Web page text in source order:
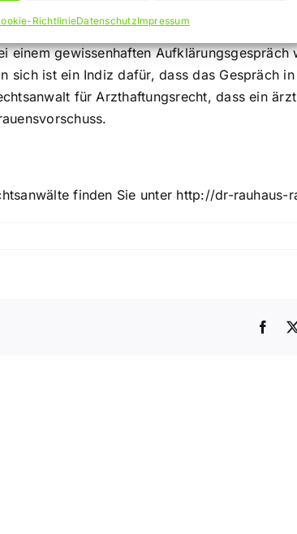
RichtlinieDatenschutzImpressum
fehlenden Dokumentation nachweisen.
nicht zu einer Schuldvermutung
einem gewissenhaften
ist ein Indiz dafür, dass das Gespräch
für Arzthaftungsrecht, dass ein
finden Sie unter http://dr-rauhaus-